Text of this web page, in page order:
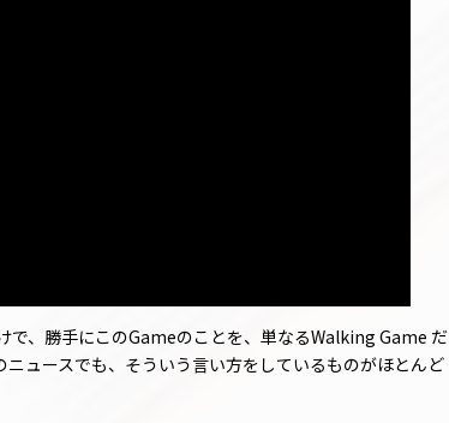
で、勝手にこのGameのことを、単なるWalking Game だ
ュースでも、そういう言い方をしているものがほとんど